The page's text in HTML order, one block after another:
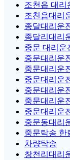
조천읍 대리
조천읍대리
종달대리운
종달리대리
중문 대리운
중문대리운
중문대리운
중문대리운
중문대리운
중문대리운
중문대리운
중문동대리
중문탁송 한
차량탁송
창천리대리